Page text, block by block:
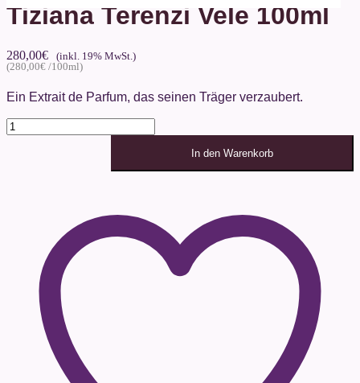
Tiziana Terenzi Vele 100ml
280,00€
280,00€
Ein Extrait de Parfum, das seinen Träger verzaubert.
Tiziana
Terenzi
In den Warenkorb